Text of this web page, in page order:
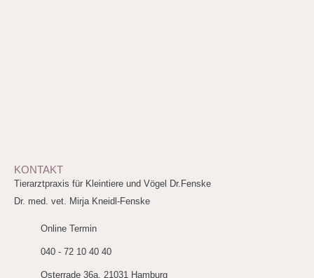
KONTAKT
Tierarztpraxis für Kleintiere und Vögel Dr.Fenske
Dr. med. vet. Mirja Kneidl-Fenske
Online Termin
040 - 72 10 40 40
Osterrade 36a, 21031 Hamburg